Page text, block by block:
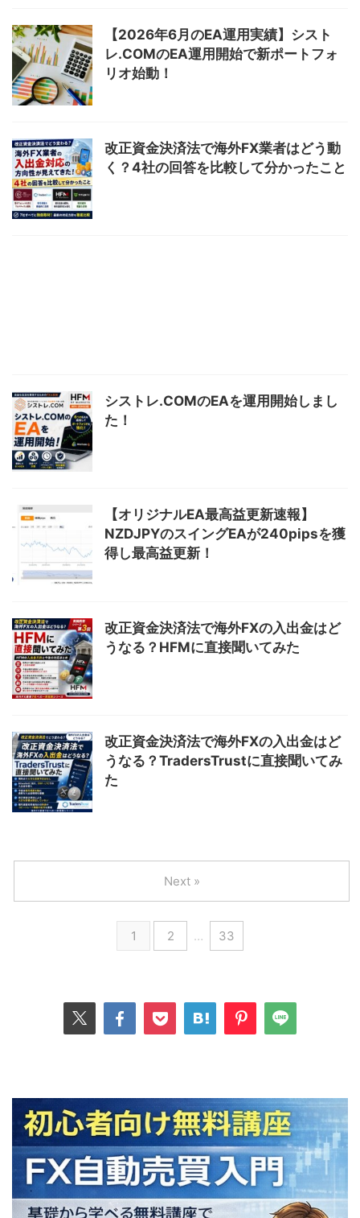
【2026年6月のEA運用実績】シスト
レ.COMのEA運用開始で新ポートフォ
リオ始動！
改正資金決済法で海外FX業者はどう動
く？4社の回答を比較して分かったこと
シストレ.COMのEAを運用開始しまし
た！
【オリジナルEA最高益更新速報】
NZDJPYのスイングEAが240pipsを獲
得し最高益更新！
改正資金決済法で海外FXの入出金はど
うなる？HFMに直接聞いてみた
改正資金決済法で海外FXの入出金はど
うなる？TradersTrustに直接聞いてみ
た
1 2 … 33
Next »